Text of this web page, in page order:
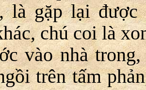
là gặp lại
chú coi là
nhà trong,
trên tấm